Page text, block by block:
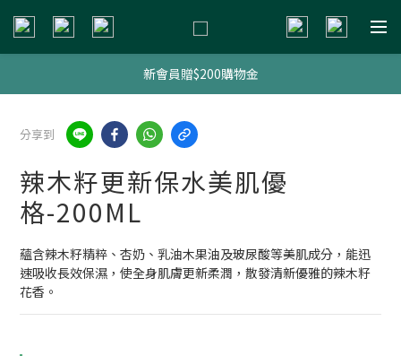
新會員贈$200購物金
新會員贈$200購物金
分享到
辣木籽更新保水美肌優
格-200ML
蘊含辣木籽精粹、杏奶、乳油木果油及玻尿酸等美肌成分，能迅
速吸收長效保濕，使全身肌膚更新柔潤，散發清新優雅的辣木籽
花香。